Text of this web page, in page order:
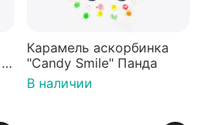
Карамель аскорбинка
"Candy Smile" Панда
В наличии